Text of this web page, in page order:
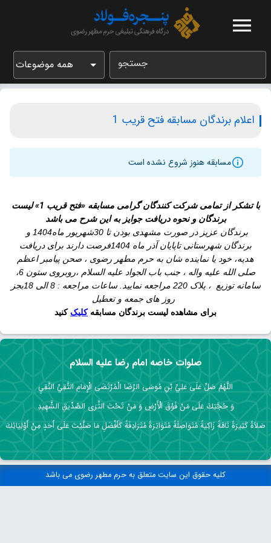
جستجو همه موضوعات
اعلام برندگان مسابقه فتح قریب 1
مسابقه هنوز شروع نشده است
با تشکر از تمامی شرکت کنندگان گرامی مسابقه «فتح قریب 1» لیست
برندگان و نحوه دریافت جوایز به این شرح می باشد
برندگان شهرستانی تاپایان آذر ماه 1404فرصت دارند برای دریافت
هدیه، خود یا نماینده شان به حرم مطهر رضوی ، صحن پیامبر اعظم
صلی الله علیه واله ، جنب باب الجواد علیه السلام ،روبروی ستون 6،
سامانه توزیع ، پلاک 220 مراجعه نمایید. ساعات مراجعه : 8 الی 18بجز
روز های جمعه و تعطیل
برای مشاهده لیست برندگان مسابقهکلیک کنید
صلوات خاصه امام رضا علیه السلام
اللَّهُمَّ صَلِّ عَلَى عَلِيِّ بْنِ مُوسَى الرِّضَا الْمُرْتَضَى الْإِمَامِ التَّقِيِّ النَّقِيِ
وَ حُجَّتِكَ عَلَى مَنْ فَوْقَ الْأَرْضِ وَ مَنْ تَحْتَ الثَّرَى الصِّدِّيقِ الشَّهِيدِ
صَلاَةً كَثِيرَةً تَامَّةً زَاكِيَةً مُتَوَاصِلَةً مُتَوَاتِرَةً مُتَرَادِفَةً كَأَفْضَلِ مَا صَلَّيْتَ عَلَى أَحَدٍ مِنْ أَوْلِيَائِكَ
کلیه حقوق این سایت متعلق به حرم مطهر رضوی می باشد